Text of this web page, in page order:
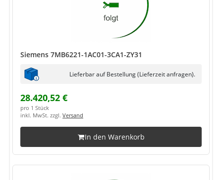
Siemens 7MB6221-1AC01-3CA1-ZY31
Lieferbar auf Bestellung (Lieferzeit anfragen).
28.420,52 €
pro 1 Stück
inkl. MwSt. zzgl. Versand
In den Warenkorb